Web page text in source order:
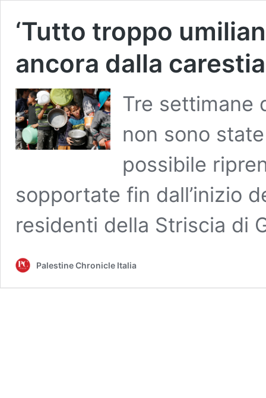
‘Tutto troppo
ancora dalla
Tre settimane
non sono
possibile
sopportate fin dall’inizio
residenti della Striscia di
Palestine Chronicle Italia